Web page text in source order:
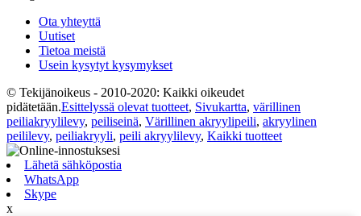
Ota yhteyttä
Uutiset
Tietoa meistä
Usein kysytyt kysymykset
© Tekijänoikeus - 2010-2020: Kaikki oikeudet
pidätetään.Esittelyssä olevat tuotteet, Sivukartta, värillinen
peiliakryylilevy, peiliseinä, Värillinen akryylipeili, akryylinen
peililevy, peiliakryyli, peili akryylilevy, Kaikki tuotteet
Lähetä sähköpostia
WhatsApp
Skype
x